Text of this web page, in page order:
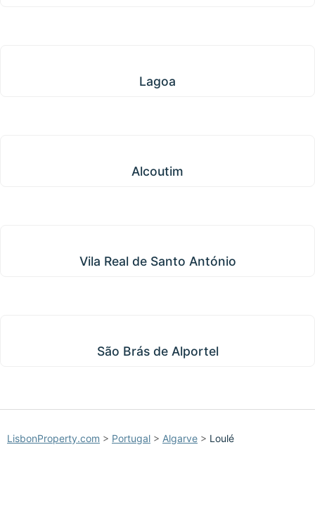
Lagoa
Alcoutim
Vila Real de Santo António
São Brás de Alportel
LisbonProperty.com > Portugal > Algarve > Loulé